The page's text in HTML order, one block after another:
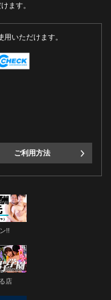
ます。
いただけます。
ご利用方法
!!
店